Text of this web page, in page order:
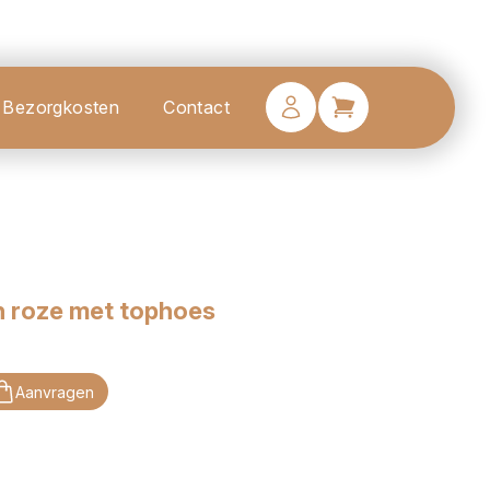
Bezorgkosten Contact
met tophoes
Aanvragen